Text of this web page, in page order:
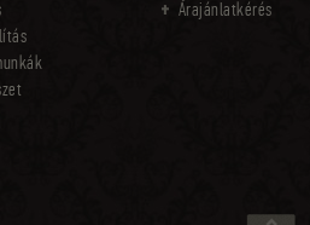
Árajánlatkérés